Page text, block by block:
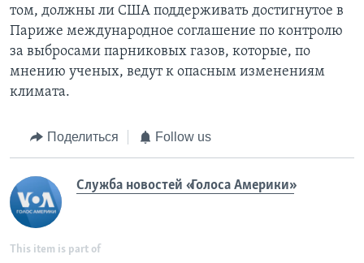
том, должны ли США поддерживать достигнутое в
Париже международное соглашение по контролю
за выбросами парниковых газов, которые, по
мнению ученых, ведут к опасным изменениям
климата.
Поделиться Follow us
Служба новостей «Голоса Америки»
This item is part of